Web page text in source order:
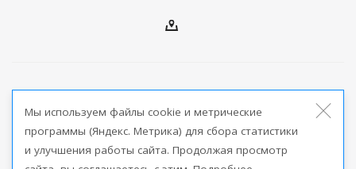
продукции
Версия для печати
Мы используем файлы cookie и метрические
программы (Яндекс. Метрика) для сбора статистики
и улучшения работы сайта. Продолжая просмотр